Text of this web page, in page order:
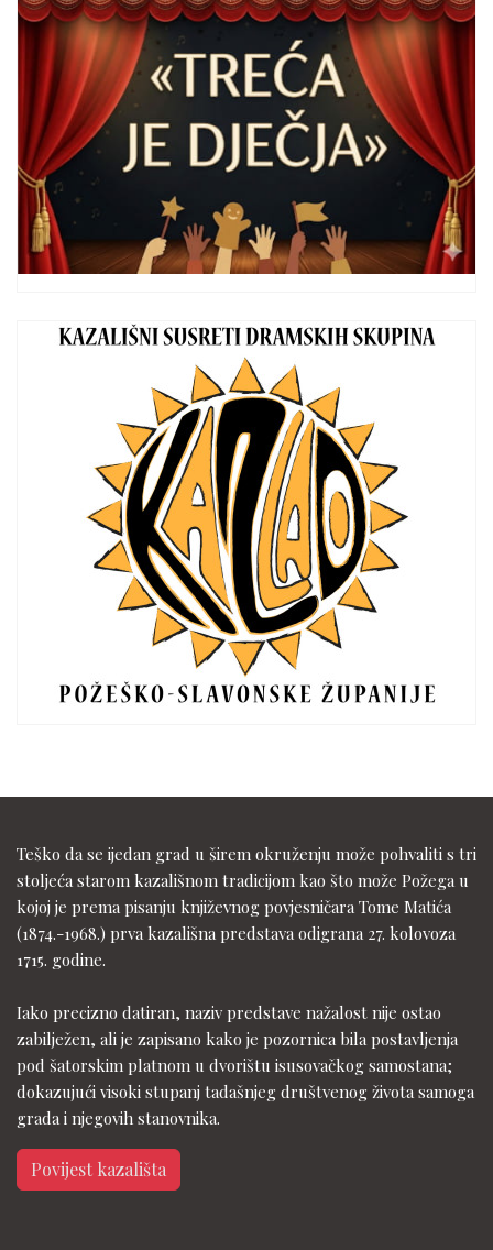
Teško da se ijedan grad u širem okruženju može pohvaliti s tri
stoljeća starom kazališnom tradicijom kao što može Požega u
kojoj je prema pisanju književnog povjesničara Tome Matića
(1874.-1968.) prva kazališna predstava odigrana 27. kolovoza
1715. godine.
Iako precizno datiran, naziv predstave nažalost nije ostao
zabilježen, ali je zapisano kako je pozornica bila postavljenja
pod šatorskim platnom u dvorištu isusovačkog samostana;
dokazujući visoki stupanj tadašnjeg društvenog života samoga
grada i njegovih stanovnika.
Povijest kazališta